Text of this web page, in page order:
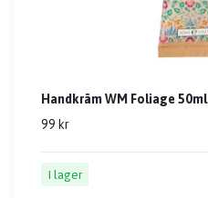
Handkräm WM Foliage 50ml
99 kr
I lager